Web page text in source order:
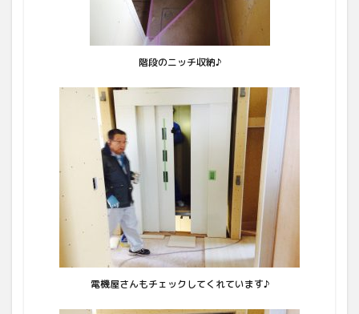
階段のニッチ収納♪
電機屋さんもチェックしてくれています♪